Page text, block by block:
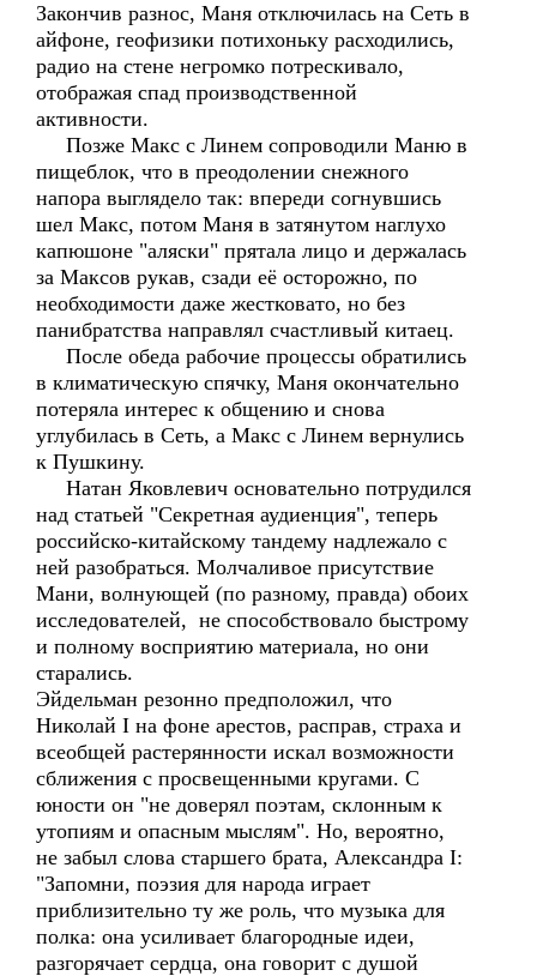
Закончив разнос, Маня отключилась на Сеть в
айфоне, геофизики потихоньку расходились,
радио на стене негромко потрескивало,
отображая спад производственной
активности.
Позже Макс с Линем сопроводили Маню в
пищеблок, что в преодолении снежного
напора выглядело так: впереди согнувшись
шел Макс, потом Маня в затянутом наглухо
капюшоне "аляски" прятала лицо и держалась
за Максов рукав, сзади её осторожно, по
необходимости даже жестковато, но без
панибратства направлял счастливый китаец.
После обеда рабочие процессы обратились
в климатическую спячку, Маня окончательно
потеряла интерес к общению и снова
углубилась в Сеть, а Макс с Линем вернулись
к Пушкину.
Натан Яковлевич основательно потрудился
над статьей "Секретная аудиенция", теперь
российско-китайскому тандему надлежало с
ней разобраться. Молчаливое присутствие
Мани, волнующей (по разному, правда) обоих
исследователей, не способствовало быстрому
и полному восприятию материала, но они
старались.
Эйдельман резонно предположил, что
Николай I на фоне арестов, расправ, страха и
всеобщей растерянности искал возможности
сближения с просвещенными кругами. С
юности он "не доверял поэтам, склонным к
утопиям и опасным мыслям". Но, вероятно,
не забыл слова старшего брата, Александра I:
"Запомни, поэзия для народа играет
приблизительно ту же роль, что музыка для
полка: она усиливает благородные идеи,
разгорячает сердца, она говорит с душой